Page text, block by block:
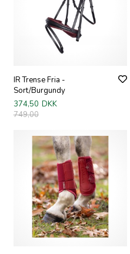
IR Trense Fria -
Sort/Burgundy
374,50 DKK
749,00